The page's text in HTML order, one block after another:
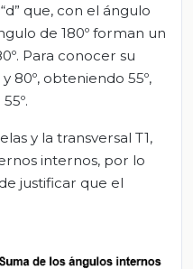
que, con el ángulo
de 180º forman un
Para conocer su
80º, obteniendo 55º,
y la transversal T1,
internos, por lo
justificar que el